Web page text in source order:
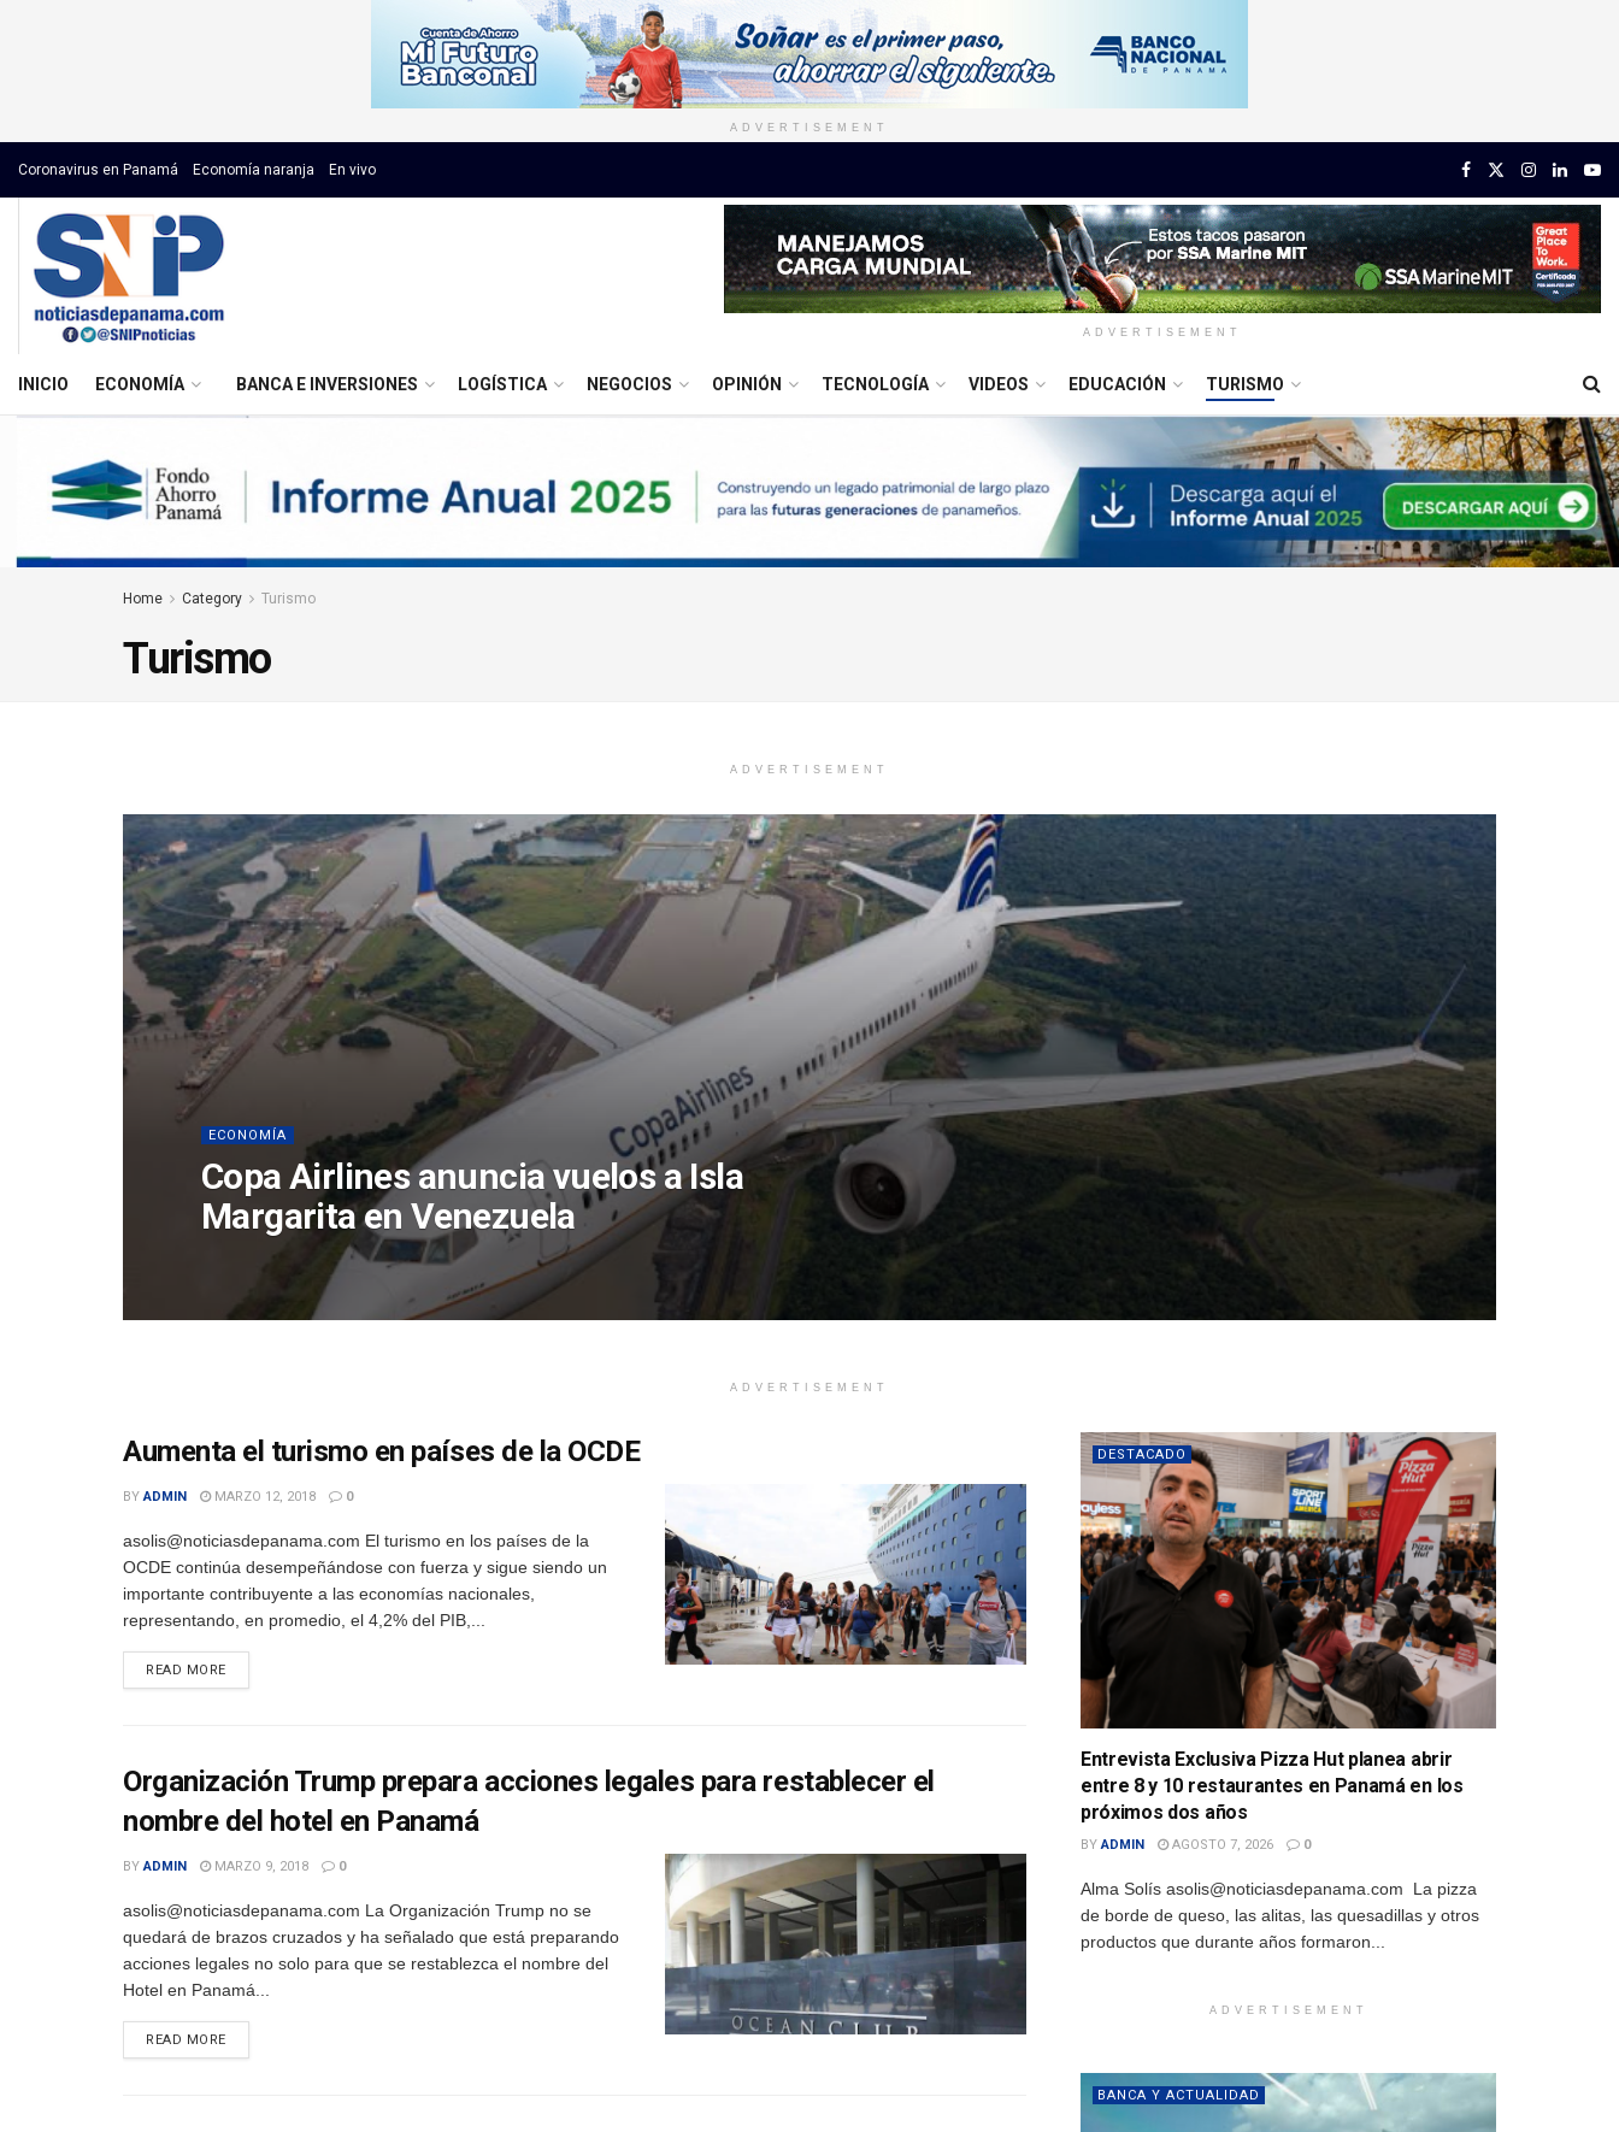
ADVERTISEMENT
Coronavirus en Panamá Economía naranja En vivo
ADVERTISEMENT
INICIO ECONOMÍA BANCA E INVERSIONES LOGÍSTICA NEGOCIOS OPINIÓN TECNOLOGÍA VIDEOS EDUCACIÓN TURISMO
Home Category Turismo
Turismo
ADVERTISEMENT
ECONOMÍA
Copa Airlines anuncia vuelos a Isla
Margarita en Venezuela
ADVERTISEMENT
Aumenta el turismo en países de la OCDE
BY ADMIN MARZO 12, 2018 0
asolis@noticiasdepanama.com El turismo en los países de la
OCDE continúa desempeñándose con fuerza y ​​sigue siendo un
importante contribuyente a las economías nacionales,
representando, en promedio, el 4,2% del PIB,...
READ MOREDETAILS
Organización Trump prepara acciones legales para restablecer el
nombre del hotel en Panamá
BY ADMIN MARZO 9, 2018 0
asolis@noticiasdepanama.com La Organización Trump no se
quedará de brazos cruzados y ha señalado que está preparando
acciones legales no solo para que se restablezca el nombre del
Hotel en Panamá...
READ MOREDETAILS
DESTACADO
Entrevista Exclusiva Pizza Hut planea abrir
entre 8 y 10 restaurantes en Panamá en los
próximos dos años
BY ADMIN AGOSTO 7, 2026 0
Alma Solís asolis@noticiasdepanama.com La pizza
de borde de queso, las alitas, las quesadillas y otros
productos que durante años formaron...
ADVERTISEMENT
BANCA Y ACTUALIDAD